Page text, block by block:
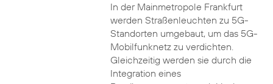
In der Mainmetropole Frankfurt
werden Straßenleuchten zu 5G-
Standorten umgebaut, um das 5G-
Mobilfunknetz zu verdichten.
Gleichzeitig werden sie durch die
Integration eines